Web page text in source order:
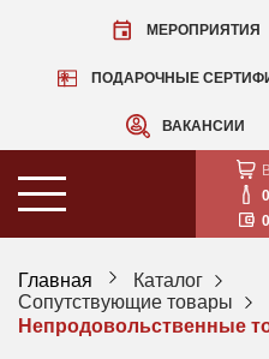
МЕРОПРИЯТИЯ
ПОДАРОЧНЫЕ
ВАКАНСИИ
0
Главная
Каталог
Сопутствующие товары
Непродовольственные